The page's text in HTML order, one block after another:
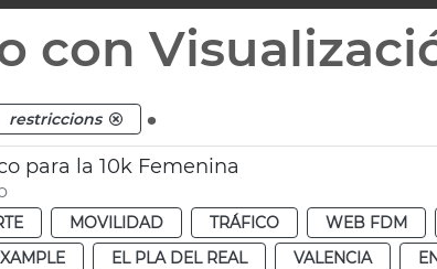
con
restriccions .
para la 10k Femenina
MOVILIDAD TRÁFICO WEB FDM
EL PLA DEL REAL VALENCIA